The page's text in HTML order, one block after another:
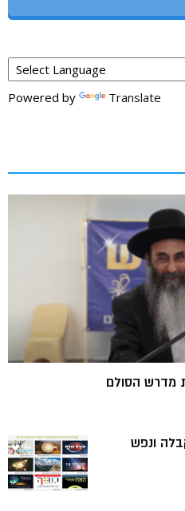
Powered by Translate
מדרש הסולם
ונפש